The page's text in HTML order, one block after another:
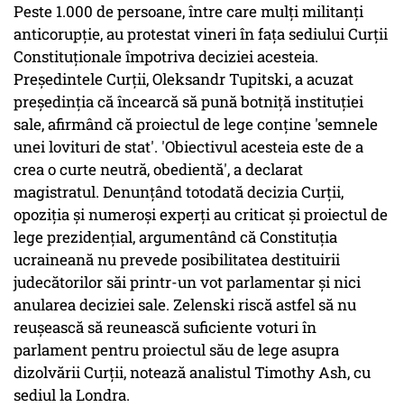
Peste 1.000 de persoane, între care mulţi militanţi
anticorupţie, au protestat vineri în faţa sediului Curţii
Constituţionale împotriva deciziei acesteia.
Preşedintele Curţii, Oleksandr Tupitski, a acuzat
preşedinţia că încearcă să pună botniţă instituţiei
sale, afirmând că proiectul de lege conţine 'semnele
unei lovituri de stat'. 'Obiectivul acesteia este de a
crea o curte neutră, obedientă', a declarat
magistratul. Denunţând totodată decizia Curţii,
opoziţia şi numeroşi experţi au criticat şi proiectul de
lege prezidenţial, argumentând că Constituţia
ucraineană nu prevede posibilitatea destituirii
judecătorilor săi printr-un vot parlamentar şi nici
anularea deciziei sale. Zelenski riscă astfel să nu
reuşească să reunească suficiente voturi în
parlament pentru proiectul său de lege asupra
dizolvării Curţii, notează analistul Timothy Ash, cu
sediul la Londra.